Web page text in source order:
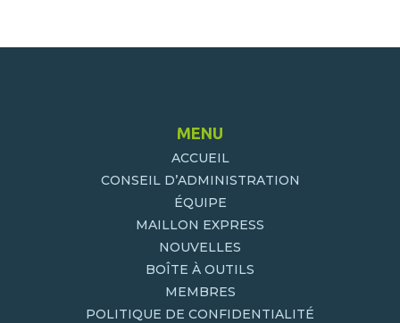
MENU
ACCUEIL
CONSEIL D’ADMINISTRATION
ÉQUIPE
MAILLON EXPRESS
NOUVELLES
BOÎTE À OUTILS
MEMBRES
POLITIQUE DE CONFIDENTIALITÉ